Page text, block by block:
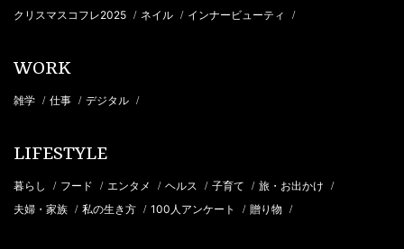
クリスマスコフレ2025 / ネイル / インナービューティ /
WORK
雑学 / 仕事 / デジタル /
LIFESTYLE
暮らし / フード / エンタメ / ヘルス / 子育て / 旅・お出かけ /
夫婦・家族 / 私の生き方 / 100人アンケート / 贈り物 /